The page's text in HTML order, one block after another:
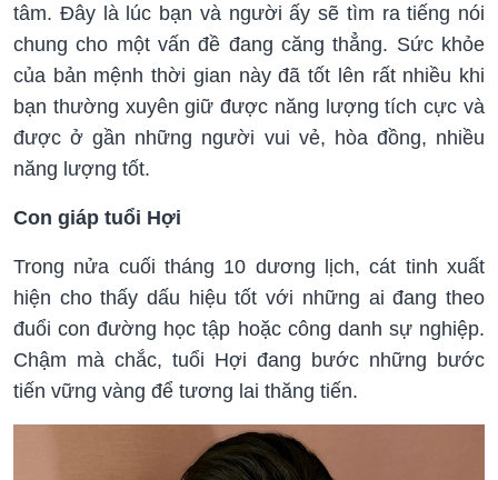
tâm. Đây là lúc bạn và người ấy sẽ tìm ra tiếng nói
chung cho một vấn đề đang căng thẳng. Sức khỏe
của bản mệnh thời gian này đã tốt lên rất nhiều khi
bạn thường xuyên giữ được năng lượng tích cực và
được ở gần những người vui vẻ, hòa đồng, nhiều
năng lượng tốt.
Con giáp tuổi Hợi
Trong nửa cuối tháng 10 dương lịch, cát tinh xuất
hiện cho thấy dấu hiệu tốt với những ai đang theo
đuổi con đường học tập hoặc công danh sự nghiệp.
Chậm mà chắc, tuổi Hợi đang bước những bước
tiến vững vàng để tương lai thăng tiến.